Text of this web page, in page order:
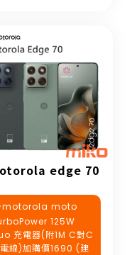
edge 70
moto
125W
充電器(附1M C對C
線)加購價1690 (建